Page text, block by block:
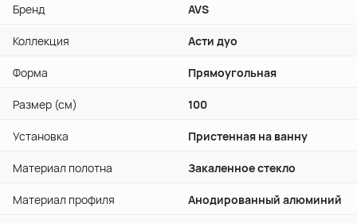
Бренд AVS
Коллекция Асти дуо
Форма Прямоугольная
Размер (см) 100
Установка Пристенная на ванну
Материал полотна Закаленное стекло
Материал профиля Анодированный алюминий